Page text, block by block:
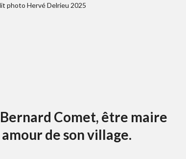
photo Hervé Delrieu 2025
Comet, être maire
de son village.